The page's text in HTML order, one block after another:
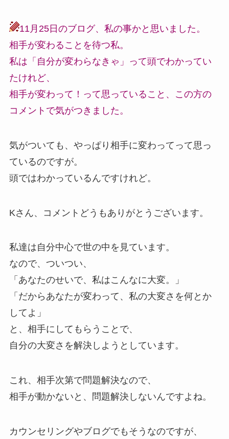
11月25日のブログ、私の事かと思いました。
相手が変わることを待つ私。
私は「自分が変わらなきゃ」って頭でわかってい
たけれど、
相手が変わって！って思っていること、この方の
コメントで気がつきました。
気がついても、やっぱり相手に変わってって思っ
ているのですが。
頭ではわかっているんですけれど。
Kさん、コメントどうもありがとうございます。
私達は自分中心で世の中を見ています。
なので、ついつい、
「あなたのせいで、私はこんなに大変。」
「だからあなたが変わって、私の大変さを何とか
してよ」
と、相手にしてもらうことで、
自分の大変さを解決しようとしています。
これ、相手次第で問題解決なので、
相手が動かないと、問題解決しないんですよね。
カウンセリングやブログでもそうなのですが、